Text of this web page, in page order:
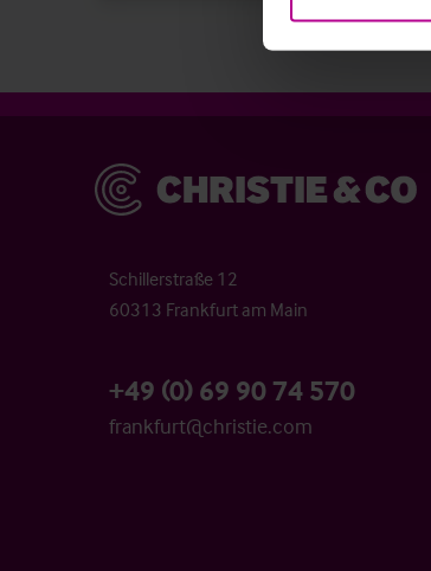
Christie & Co
Schillerstraße 12
60313 Frankfurt am Main
+49 (0) 69 90 74 570
frankfurt@christie.com